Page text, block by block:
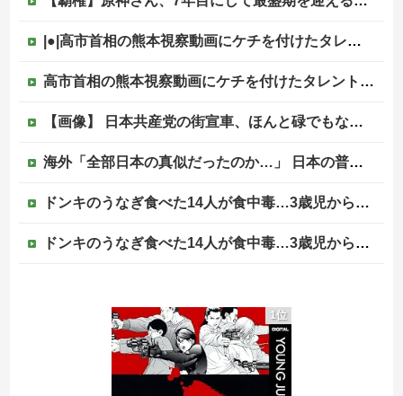
|●|高市首相の熊本視察動画にケチを付けたタレント、「正体バレバレよな」と黒電話の呼び方であっさりと……
高市首相の熊本視察動画にケチを付けたタレント、「正体バレバレよな」と黒電話の呼び方であっさりと……他
【画像】 日本共産党の街宣車、ほんと碌でもないな
海外「全部日本の真似だったのか…」 日本の普通のテレビ番組が最新SNSの数十年先を行っていたと話題に
ドンキのうなぎ食べた14人が食中毒…3歳児から75歳まで被害
ドンキのうなぎ食べた14人が食中毒…3歳児から75歳まで被害
海外「コーヒー1杯が6ドルって何なんだ、レシートを二度見した」値上げで買うのをやめたもの…
【速報】高市政権、エース級の財務官僚・一松旬氏を左遷「彼は協力的でなかった」財務省の言いなりではないことが判明
1位